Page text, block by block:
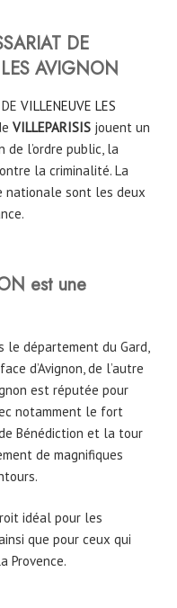
DE
AVIGNON
VILLENEUVE LES
VILLEPARISIS jouent un
l’ordre public, la
la criminalité. La
nationale sont les deux
est une
département du Gard,
d’Avignon, de l’autre
est réputée pour
notamment le fort
Bénédiction et la tour
de magnifiques
idéal pour les
que pour ceux qui
Provence.